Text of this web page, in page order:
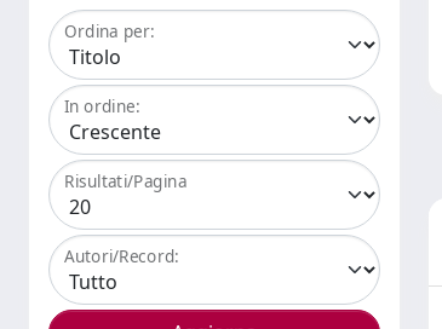
Ordina per:
In ordine:
Risultati/Pagina
Autori/Record: